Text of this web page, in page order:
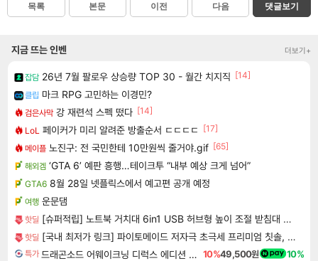
목록 본문 이전 다음 댓글보기
지금 뜨는 인벤 더보기+
잡담 26년 7월 팔로우 상승량 TOP 30 - 월간 치지직 [14]
클립 마크 RPG 고민하는 이경민?
검은사막 강 재련석 스펙 떴다 [14]
LoL 페이커가 미리 알려준 방출순서 ㄷㄷㄷㄷ [17]
메이플 노진구: 전 국민한테 10만원씩 줄거야.gif [65]
해외겜 ‘GTA 6’ 예판 흥행…테이크투 “내부 예상 크게 넘어”
GTA6 8월 28일 넷플릭스에서 예고편 공개 예정
여행 운문댐
핫딜 [슈퍼적립] 노트북 거치대 6in1 USB 허브형 높이 조절 받침대 스탠드 LD204H
핫딜 [국내 최저가 링크] 파이토메이드 저자극 초극세 프리미엄 칫솔, 10개입, 3세트
특가 드래곤소드 어웨이크닝 디럭스 에디션 DragonSword Awakening Deluxe Edition 10%49,500원 10%